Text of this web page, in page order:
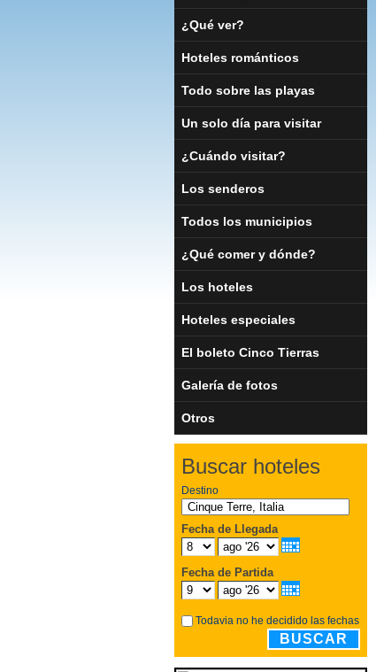
¿Qué ver?
Hoteles románticos
Todo sobre las playas
Un solo día para visitar
¿Cuándo visitar?
Los senderos
Todos los municipios
¿Qué comer y dónde?
Los hoteles
Hoteles especiales
El boleto Cinco Tierras
Galería de fotos
Otros
Buscar hoteles
Destino
Fecha de Llegada
Fecha de Partida
Todavia no he decidido las fechas
BUSCAR